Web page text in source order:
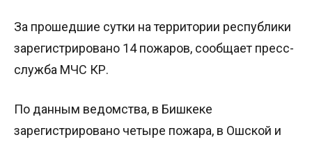
За прошедшие сутки на территории республики
зарегистрировано 14 пожаров, сообщает пресс-
служба МЧС КР.
По данным ведомства, в Бишкеке
зарегистрировано четыре пожара, в Ошской и